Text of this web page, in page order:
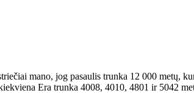
mano, jog pasaulis trunka 12 000 metų,
Era trunka 4008, 4010, 4801 ir 5042